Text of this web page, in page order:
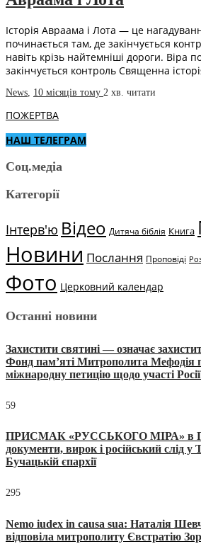
Історія Авраама і Лота — це
починається там, де закінчується
навіть крізь найтемніші дороги. Віра
закінчується контроль Священна
News, 10 місяців тому 2 хв. читати
ПОЖЕРТВА
НАШ ТЕЛЕГРАМ
Соц.медіа
Категорії
Інтерв'ю Відео Дитяча біблія Книга
Новини Послання Проповіді
Фото Церковний календар
Останні новини
Захистити святині — означає
Фонд пам’яті Митрополита Мефодія
міжнародну петицію щодо участі
59
ПРИСМАК «РУССЬКОГО МІРА» в
документи, вирок і російський слід у
Бучацькій єпархії
295
Nemo iudex in causa sua: Наталія
відповіла митрополиту Євстратію